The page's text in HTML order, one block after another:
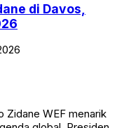
di Davos,
WEF menarik